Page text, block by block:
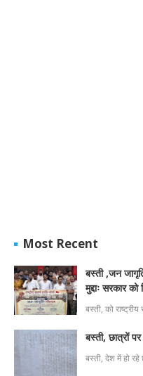
Most Recent
बस्ती ,जन
मुद्दाः सरकार
बस्ती, को राष्ट्रीय
बस्ती, छात्रों
बस्ती, देश में हो